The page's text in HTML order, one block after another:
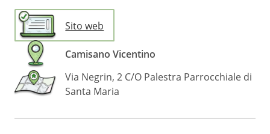
Sito web
Camisano Vicentino
Via Negrin, 2 C/O Palestra Parrocchiale di
Santa Maria